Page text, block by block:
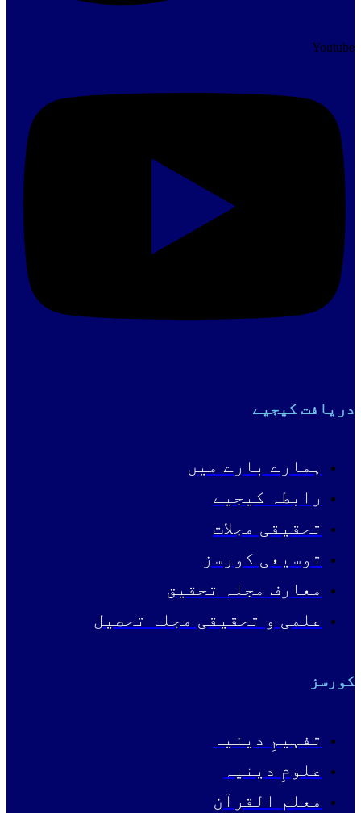
Youtube
دریافت کیجیے
ہمارے بارے میں
رابطہ کیجیے
تحقیقی مجلات
توسیعی کورسز
معارف مجلہ تحقیق
علمی و تحقیقی مجلہ تحصیل
کورسز
تفہیمِ دینیہ
علومِ دینیہ
معلم القرآن